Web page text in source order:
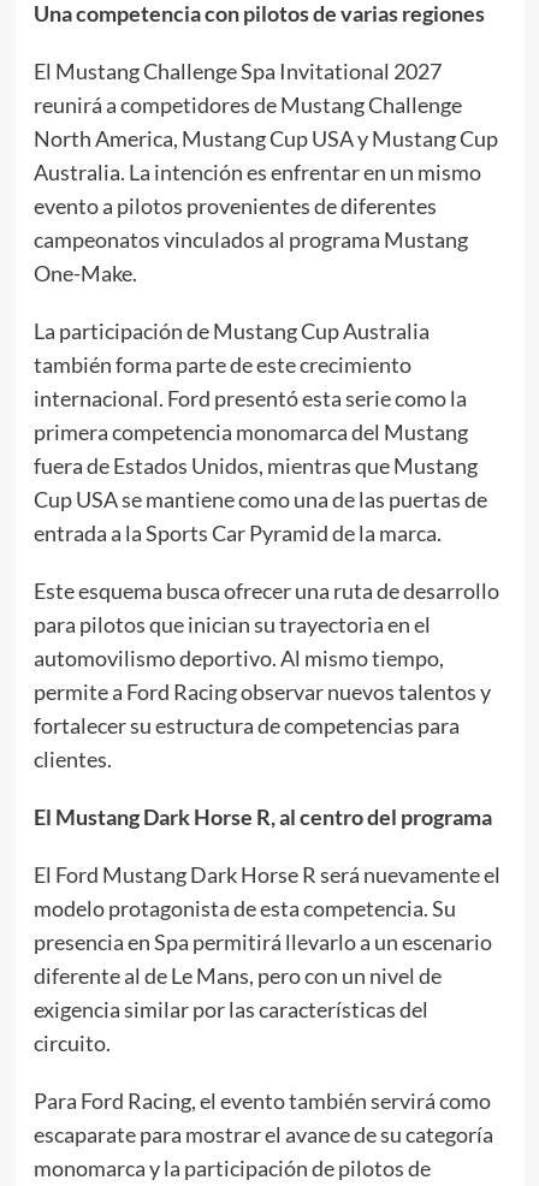
Una competencia con pilotos de varias regiones
El Mustang Challenge Spa Invitational 2027
reunirá a competidores de Mustang Challenge
North America, Mustang Cup USA y Mustang Cup
Australia. La intención es enfrentar en un mismo
evento a pilotos provenientes de diferentes
campeonatos vinculados al programa Mustang
One-Make.
La participación de Mustang Cup Australia
también forma parte de este crecimiento
internacional. Ford presentó esta serie como la
primera competencia monomarca del Mustang
fuera de Estados Unidos, mientras que Mustang
Cup USA se mantiene como una de las puertas de
entrada a la Sports Car Pyramid de la marca.
Este esquema busca ofrecer una ruta de desarrollo
para pilotos que inician su trayectoria en el
automovilismo deportivo. Al mismo tiempo,
permite a Ford Racing observar nuevos talentos y
fortalecer su estructura de competencias para
clientes.
El Mustang Dark Horse R, al centro del programa
El Ford Mustang Dark Horse R será nuevamente el
modelo protagonista de esta competencia. Su
presencia en Spa permitirá llevarlo a un escenario
diferente al de Le Mans, pero con un nivel de
exigencia similar por las características del
circuito.
Para Ford Racing, el evento también servirá como
escaparate para mostrar el avance de su categoría
monomarca y la participación de pilotos de